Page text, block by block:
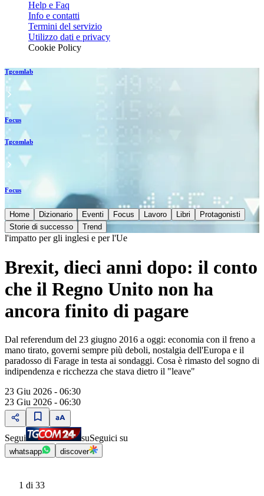
Help e Faq
Info e contatti
Termini del servizio
Utilizzo dati e privacy
Cookie Policy
Tgcomlab
Focus
Tgcomlab
Focus
Home Dizionario Eventi Focus Lavoro Libri
Protagonisti
Storie di successo
Trend
l'impatto per gli inglesi e per l'Ue
Brexit, dieci anni dopo: il conto
che il Regno Unito non ha
ancora finito di pagare
Dal referendum del 23 giugno 2016 a oggi: economia con il freno a
mano tirato, governi sempre più deboli, nostalgia dell'Europa e il
paradosso di Farage in testa ai sondaggi. Cosa è rimasto del sogno di
indipendenza e ricchezza che stava dietro il "leave"
23 Giu 2026 - 06:30
23 Giu 2026 - 06:30
Segui suSeguici su
whatsapp discover
1 di 33